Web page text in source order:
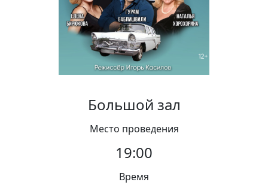
Вакансии
Большой зал
Место проведения
19:00
Время